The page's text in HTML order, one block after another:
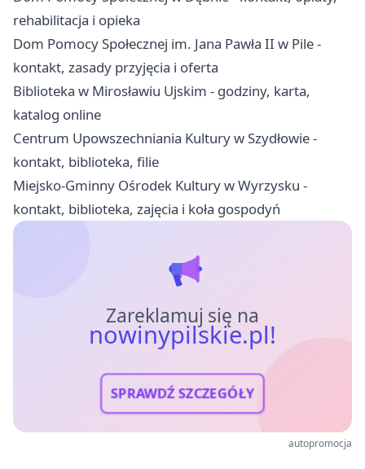
rehabilitacja i opieka
Dom Pomocy Społecznej im. Jana Pawła II w Pile -
kontakt, zasady przyjęcia i oferta
Biblioteka w Mirosławiu Ujskim - godziny, karta,
katalog online
Centrum Upowszechniania Kultury w Szydłowie -
kontakt, biblioteka, filie
Miejsko-Gminny Ośrodek Kultury w Wyrzysku -
kontakt, biblioteka, zajęcia i koła gospodyń
Zareklamuj się na
nowinypilskie.pl!
SPRAWDŹ SZCZEGÓŁY
autopromocja